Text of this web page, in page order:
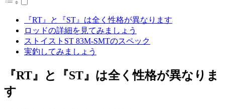
『RT』と『ST』は全く性格が異なります
ロッドの詳細を見てみましょう
ストイストST 83M-SMTのスペック
実釣してみましょう
『RT』と『ST』は全く性格が異なりま
す